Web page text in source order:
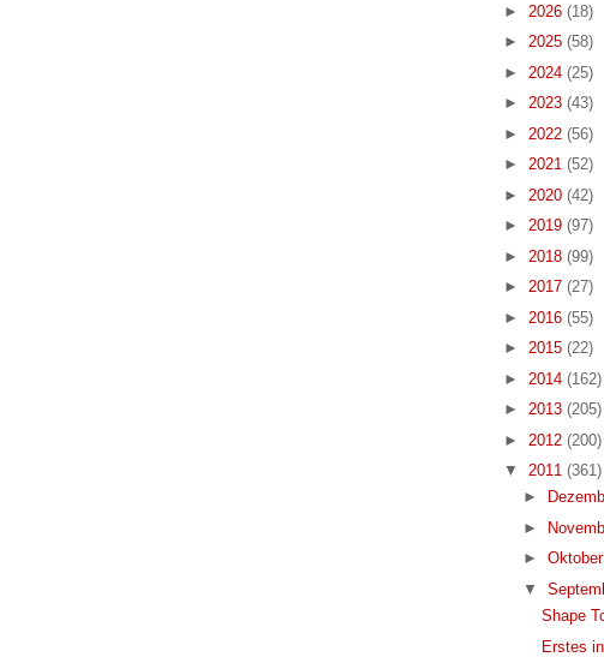
► 2026 (18)
► 2025 (58)
► 2024 (25)
► 2023 (43)
► 2022 (56)
► 2021 (52)
► 2020 (42)
► 2019 (97)
► 2018 (99)
► 2017 (27)
► 2016 (55)
► 2015 (22)
► 2014 (162)
► 2013 (205)
► 2012 (200)
▼ 2011 (361)
►
►
►
▼
Shape
Erstes